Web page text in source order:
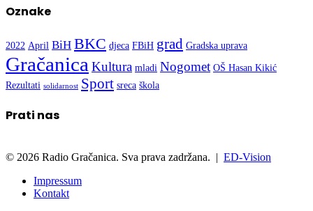
Oznake
2022 April BiH BKC djeca FBiH grad Gradska uprava
Gračanica Kultura mladi Nogomet OŠ Hasan Kikić
Rezultati solidarnost Sport sreca škola
Prati nas
© 2026 Radio Gračanica. Sva prava zadržana. | ED-Vision
Impressum
Kontakt